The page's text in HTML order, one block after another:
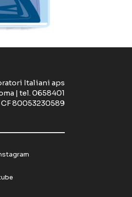
Italiani aps
| tel. 0658401
CF 80053230589